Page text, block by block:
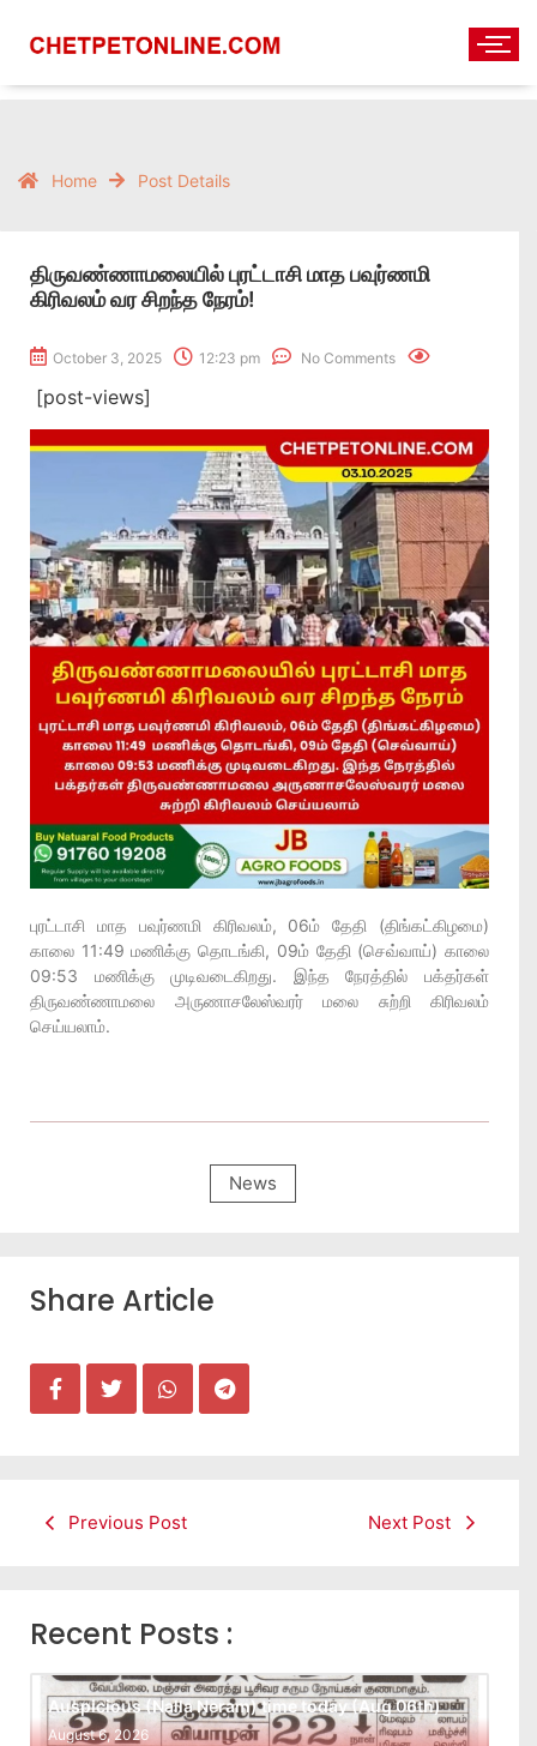
Home Post Details
திருவண்ணாமலையில் புரட்டாசி மாத பவுர்ணமி
கிரிவலம் வர சிறந்த நேரம்!
October 3, 2025 12:23 pm No Comments
[post-views]
புரட்டாசி மாத பவுர்ணமி கிரிவலம், 06ம் தேதி (திங்கட்கிழமை)
காலை 11:49 மணிக்கு தொடங்கி, 09ம் தேதி (செவ்வாய்) காலை
09:53 மணிக்கு முடிவடைகிறது. இந்த நேரத்தில் பக்தர்கள்
திருவண்ணாமலை அருணாசலேஸ்வரர் மலை சுற்றி கிரிவலம்
செய்யலாம்.
News
Share Article
Previous Post Next Post
Recent Posts :
Auspicious (Nalla Neram) time today (Aug 06th)
August 6, 2026